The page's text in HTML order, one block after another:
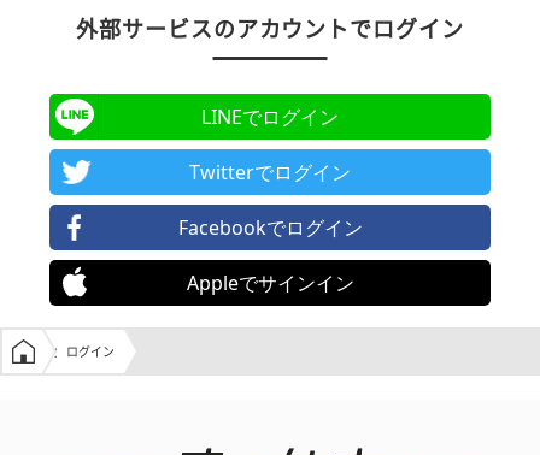
外部サービスのアカウントでログイン
LINEでログイン
Twitterでログイン
Facebookでログイン
Appleでサインイン
学生の窓口トップ
ログイン